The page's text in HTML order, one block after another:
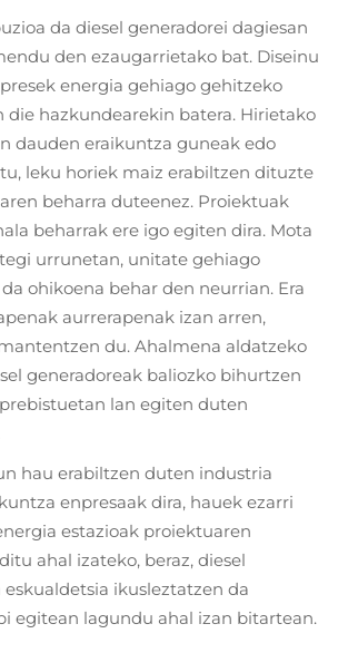
da diesel generadorei dagiesan
den ezaugarrietako bat. Diseinu
energia gehiago gehitzeko
die hazkundearekin batera. Hirietako
dauden eraikuntza guneak edo
leku horiek maiz erabiltzen dituzte
beharra duteenez. Proiektuak
beharrak ere igo egiten dira. Mota
urrunetan, unitate gehiago
ohikoena behar den neurrian. Era
aurrerapenak izan arren,
du. Ahalmena aldatzeko
generadoreak baliozko bihurtzen
lan egiten duten
hau erabiltzen duten industria
enpresaak dira, hauek ezarri
estazioak proiektuaren
ahal izateko, beraz, diesel
ikusleztatzen da
egitean lagundu ahal izan bitartean.